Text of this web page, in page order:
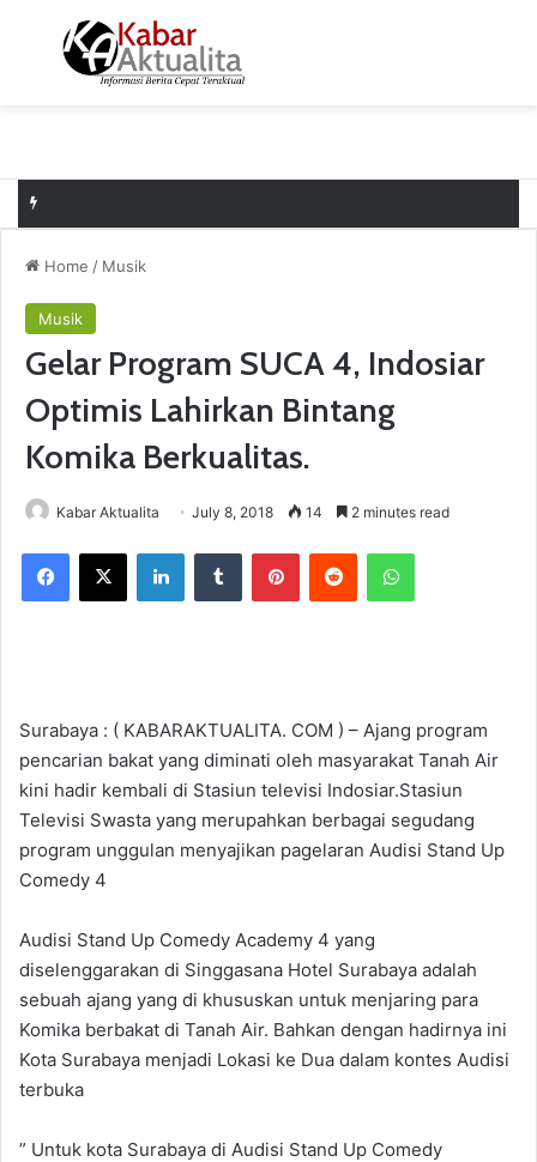
Menu
Home / Musik
Musik
Gelar Program SUCA 4, Indosiar
Optimis Lahirkan Bintang
Komika Berkualitas.
Kabar Aktualita July 8, 2018 14 2 minutes read
Surabaya : ( KABARAKTUALITA. COM ) – Ajang program
pencarian bakat yang diminati oleh masyarakat Tanah Air
kini hadir kembali di Stasiun televisi Indosiar.Stasiun
Televisi Swasta yang merupahkan berbagai segudang
program unggulan menyajikan pagelaran Audisi Stand Up
Comedy 4
Audisi Stand Up Comedy Academy 4 yang
diselenggarakan di Singgasana Hotel Surabaya adalah
sebuah ajang yang di khususkan untuk menjaring para
Komika berbakat di Tanah Air. Bahkan dengan hadirnya ini
Kota Surabaya menjadi Lokasi ke Dua dalam kontes Audisi
terbuka
” Untuk kota Surabaya di Audisi Stand Up Comedy